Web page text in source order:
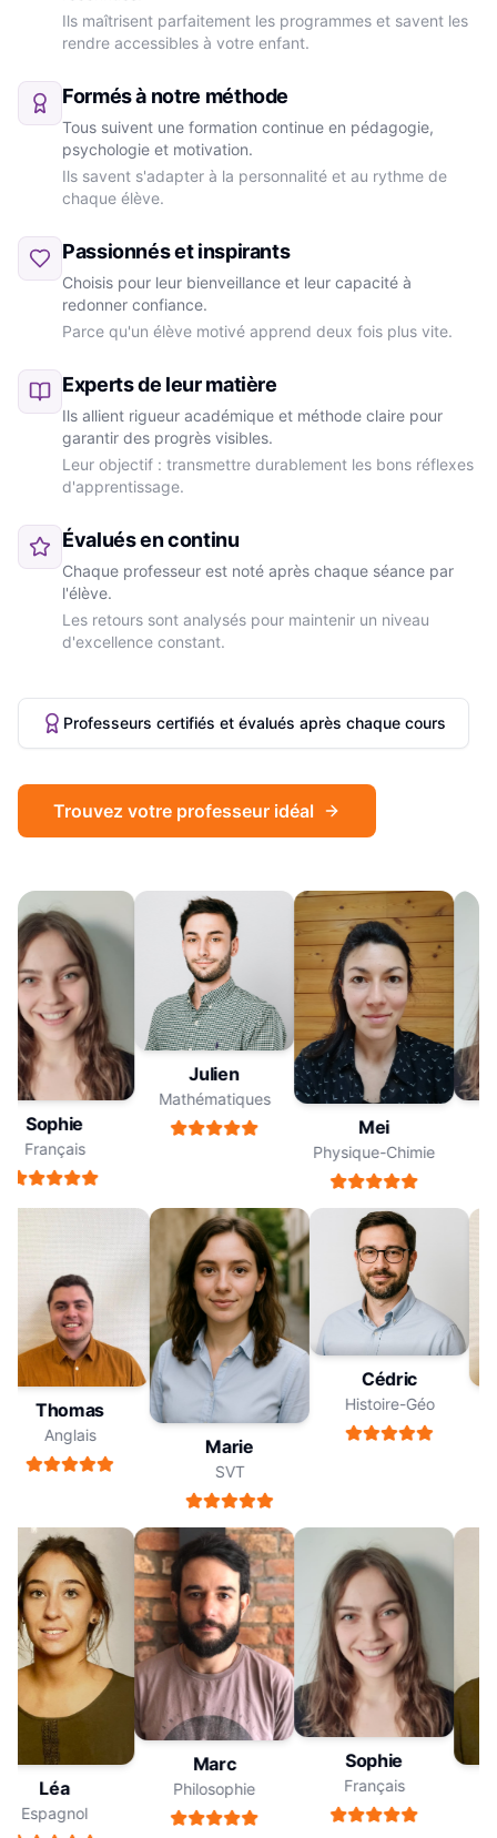
Sophie
Français
Julien
Mathématiques
Mei
Physique-Chimie
Thomas
Anglais
Marie
SVT
Cédric
Histoire-Géo
Léa
Espagnol
Marc
Philosophie
Sophie
Français
Ils maîtrisent parfaitement les programmes et savent les
rendre accessibles à votre enfant.
Formés à notre méthode
Tous suivent une formation continue en pédagogie,
psychologie et motivation.
Ils savent s'adapter à la personnalité et au rythme de
chaque élève.
Passionnés et inspirants
Choisis pour leur bienveillance et leur capacité à
redonner confiance.
Parce qu'un élève motivé apprend deux fois plus vite.
Experts de leur matière
Ils allient rigueur académique et méthode claire pour
garantir des progrès visibles.
Leur objectif : transmettre durablement les bons réflexes
d'apprentissage.
Évalués en continu
Chaque professeur est noté après chaque séance par
l'élève.
Les retours sont analysés pour maintenir un niveau
d'excellence constant.
Professeurs certifiés et évalués après chaque cours
Trouvez votre professeur idéal